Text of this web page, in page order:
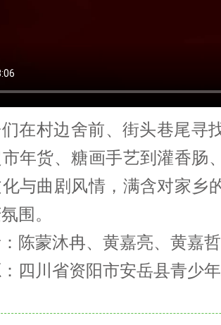
在村边舍前、街头巷尾寻
市年货、糖画手艺到灌香肠
与曲剧风情，满含对家乡
围。
陈蒙沐冉、黄嘉亮、黄嘉
四川省资阳市安岳县青少